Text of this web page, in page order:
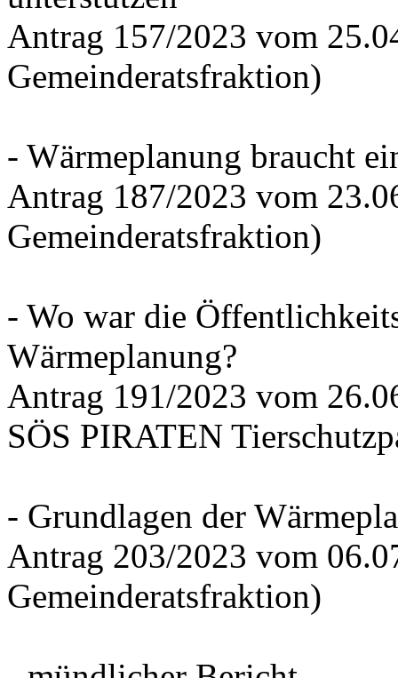
Antrag 157/2023 vom
Gemeinderatsfraktion)
- Wärmeplanung braucht
Antrag 187/2023 vom
Gemeinderatsfraktion)
- Wo war die
Wärmeplanung?
Antrag 191/2023 vom
SÖS PIRATEN
- Grundlagen der
Antrag 203/2023 vom
Gemeinderatsfraktion)